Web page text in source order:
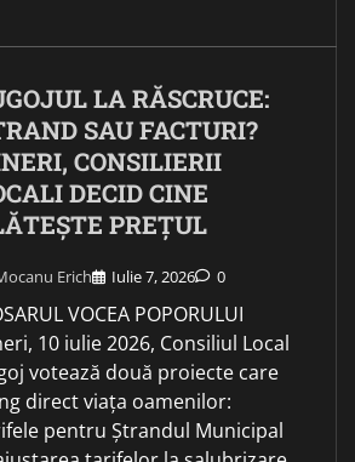
LA RĂSCRUCE:
SAU FACTURI?
CONSILIERII
DECID CINE
PREȚUL
Erich Iulie 7, 2026 0
VOCEA POPORULUI
10 iulie 2026, Consiliul Local
votează două proiecte care
direct viața oamenilor:
pentru Ștrandul Municipal